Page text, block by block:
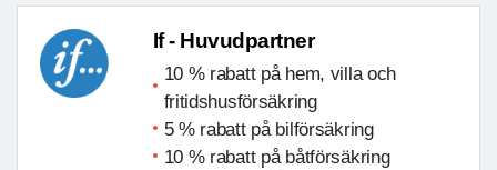
If - Huvudpartner
10 % rabatt på hem, villa och
fritidshusförsäkring
5 % rabatt på bilförsäkring
10 % rabatt på båtförsäkring